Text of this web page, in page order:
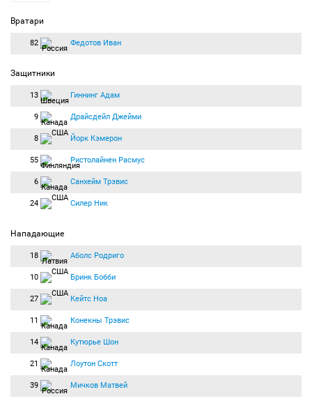
Вратари
82 Федотов Иван
Защитники
13 Гиннинг Адам
9 Драйсдейл Джейми
8 Йорк Кэмерон
55 Ристолайнен Расмус
6 Санхейм Трэвис
24 Силер Ник
Нападающие
18 Аболс Родриго
10 Бринк Бобби
27 Кейтс Ноа
11 Конекны Трэвис
14 Кутюрье Шон
21 Лоутон Скотт
39 Мичков Матвей